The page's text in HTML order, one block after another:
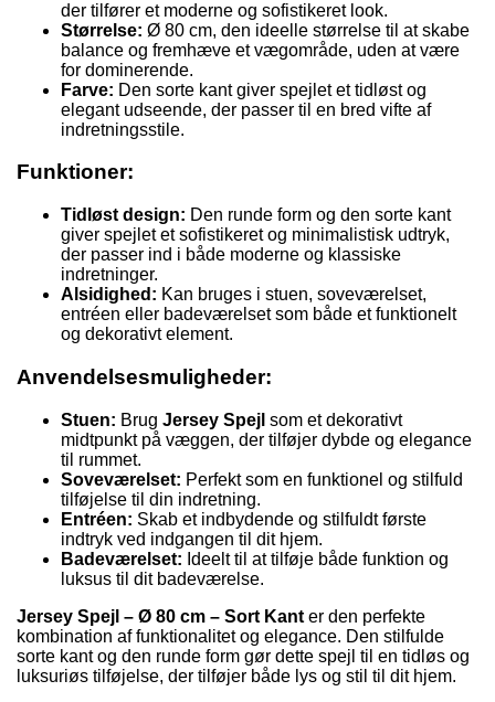
der tilfører et moderne og sofistikeret look.
Størrelse: Ø 80 cm, den ideelle størrelse til at skabe
balance og fremhæve et vægområde, uden at være
for dominerende.
Farve: Den sorte kant giver spejlet et tidløst og
elegant udseende, der passer til en bred vifte af
indretningsstile.
Funktioner:
Tidløst design: Den runde form og den sorte kant
giver spejlet et sofistikeret og minimalistisk udtryk,
der passer ind i både moderne og klassiske
indretninger.
Alsidighed: Kan bruges i stuen, soveværelset,
entréen eller badeværelset som både et funktionelt
og dekorativt element.
Anvendelsesmuligheder:
Stuen: Brug Jersey Spejl som et dekorativt
midtpunkt på væggen, der tilføjer dybde og elegance
til rummet.
Soveværelset: Perfekt som en funktionel og stilfuld
tilføjelse til din indretning.
Entréen: Skab et indbydende og stilfuldt første
indtryk ved indgangen til dit hjem.
Badeværelset: Ideelt til at tilføje både funktion og
luksus til dit badeværelse.
Jersey Spejl – Ø 80 cm – Sort Kant er den perfekte
kombination af funktionalitet og elegance. Den stilfulde
sorte kant og den runde form gør dette spejl til en tidløs og
luksuriøs tilføjelse, der tilføjer både lys og stil til dit hjem.